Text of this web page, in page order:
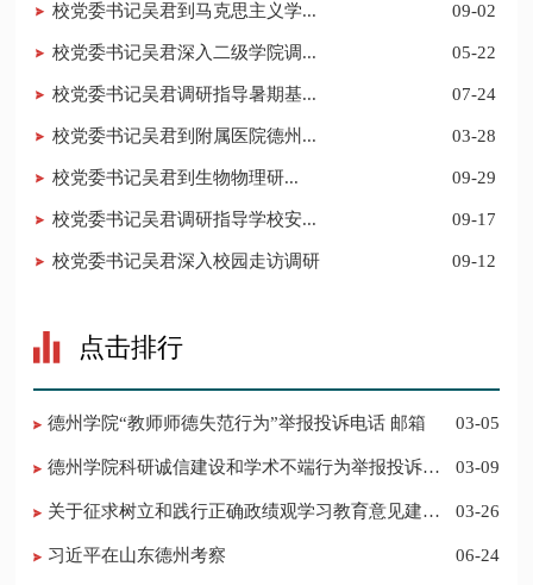
校党委书记吴君到马克思主义学... 09-02
校党委书记吴君深入二级学院调... 05-22
校党委书记吴君调研指导暑期基... 07-24
校党委书记吴君到附属医院德州... 03-28
​校党委书记吴君到生物物理研... 09-29
校党委书记吴君调研指导学校安... 09-17
校党委书记吴君深入校园走访调研 09-12
点击排行
德州学院“教师师德失范行为”举报投诉电话 邮箱 03-05
德州学院科研诚信建设和学术不端行为举报投诉电
03-09
03-26
习近平在山东德州考察 06-24